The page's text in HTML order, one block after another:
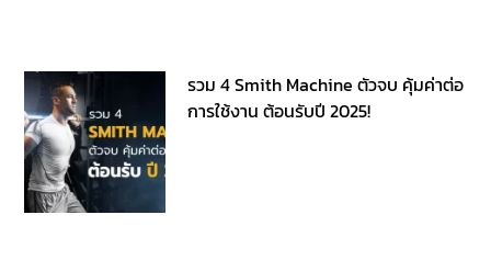
รวม 4 Smith Machine ตัวจบ คุ้มค่าต่อ
การใช้งาน ต้อนรับปี 2025!